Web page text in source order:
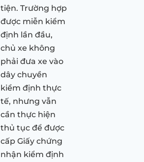
tiện. Trường hợp
được miễn kiểm
định lần đầu,
chủ xe không
phải đưa xe vào
dây chuyền
kiểm định thực
tế, nhưng vẫn
cần thực hiện
thủ tục để được
cấp Giấy chứng
nhận kiểm định